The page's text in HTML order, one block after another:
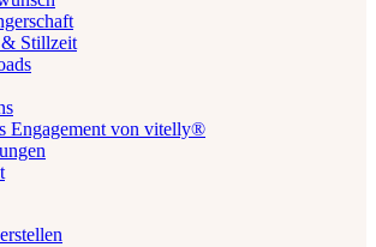
Stillzeit
Engagement von vitelly®